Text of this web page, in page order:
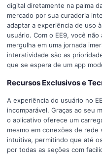
digital diretamente na palma
mercado por sua curadoria
adaptar a experiência de uso
usuário. Com o EE9, você
mergulha em uma jornada
interatividade são as
que se espera de um app
Recursos Exclusivos e
A experiência do usuário no
incomparável. Graças ao seu
o aplicativo oferece um
mesmo em conexões de rede
intuitiva, permitindo que até
por todas as seções com